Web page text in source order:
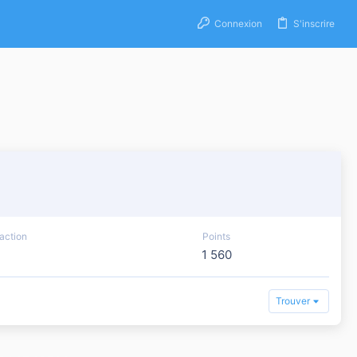
Connexion S'inscrire
Points
1 560
Trouver